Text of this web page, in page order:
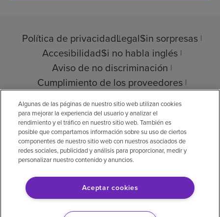
Política de privacidadLegalSin sorpresas
AccesibilidadSi no habla inglés
Aviso de no discriminación
Cumplimiento de los proveedores
Transparencia de precios
© 2026 Encompass Health Corporation
Preferencias de cookies
Aviso legal: Se tradujo con la ayuda de
inteligencia artificial (IA). La versión en inglés
Algunas de las páginas de nuestro sitio web utilizan cookies
para mejorar la experiencia del usuario y analizar el
rendimiento y el tráfico en nuestro sitio web. También es
posible que compartamos información sobre su uso de ciertos
componentes de nuestro sitio web con nuestros asociados de
redes sociales, publicidad y análisis para proporcionar, medir y
personalizar nuestro contenido y anuncios.
Aceptar cookies